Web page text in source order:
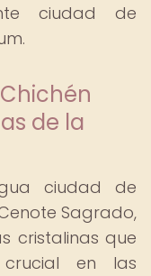
ciudad de
de la
ciudad de
Sagrado,
cristalinas que
en las